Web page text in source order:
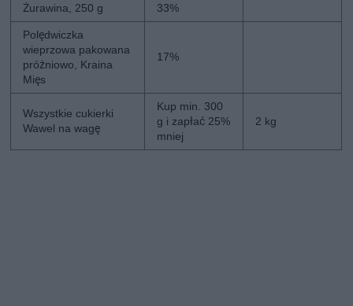
Żurawina, 250 g 33%
Polędwiczka
wieprzowa pakowana
próżniowo, Kraina
Mięs
17%
Wszystkie cukierki
Wawel na wagę
Kup min. 300
g i zapłać 25%
mniej
2 kg